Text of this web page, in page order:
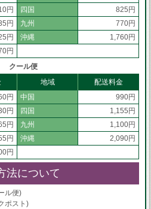
円 四国
825円
円 九州
770円
円 沖縄
1,760円
円
クール便
地域
配送料金
円 中国
990円
円 四国
1,155円
円 九州
1,100円
円 沖縄
2,090円
円
法について
ル便)
ポスト)